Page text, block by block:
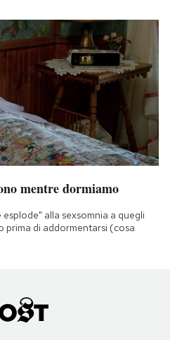
mentre dormiamo
alla sexsomnia a quegli
prima di addormentarsi (cosa